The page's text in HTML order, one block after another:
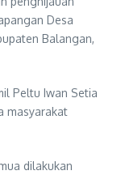
Desa
Balangan,
Peltu Iwan Setia
masyarakat
dilakukan